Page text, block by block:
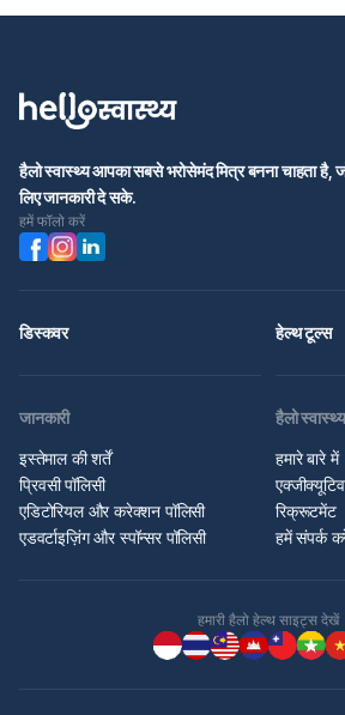
हैलो स्वास्थ्य आपका सबसे भरोसेमंद मित्र बनना चाहता है,
लिए जानकारी दे सके.
हमें फॉलो करें
डिस्कवर हेल्थ टूल्स
जानकारी
इस्तेमाल की शर्तें
प्रिवसी पॉलिसी
एडिटोरियल और करेक्शन पॉलिसी
एडवर्टाइज़िंग और स्पॉन्सर पॉलिसी
हैलो स्वास्थ्य
हमारे बारे में
रिक्रूटमेंट
हमें संपर्क
हमारी हैलो हेल्थ साइट्स देखें